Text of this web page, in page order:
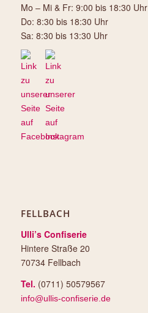
Mo – Mi & Fr: 9:00 bis 18:30 Uhr
Do: 8:30 bis 18:30 Uhr
Sa: 8:30 bis 13:30 Uhr
FELLBACH
Ulli’s Confiserie
Hintere Straße 20
70734 Fellbach
Tel. (0711) 50579567
info@ullis-confiserie.de